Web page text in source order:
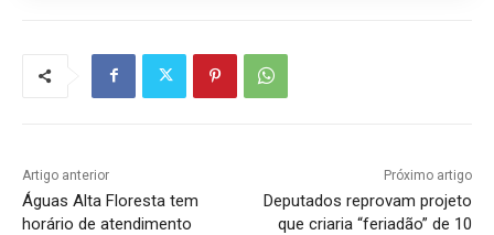
Artigo anterior
Águas Alta Floresta tem
horário de atendimento
Próximo artigo
Deputados reprovam projeto
que criaria “feriadão” de 10